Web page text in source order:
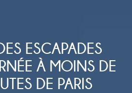
ESCAPADES
À MOINS DE
DE PARIS